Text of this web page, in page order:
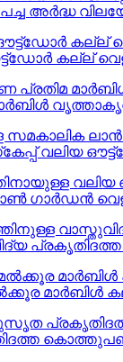
അർദ്ധ
കല്ല്
വലിയ
ഗാർഡൻ
മാർബിൾ